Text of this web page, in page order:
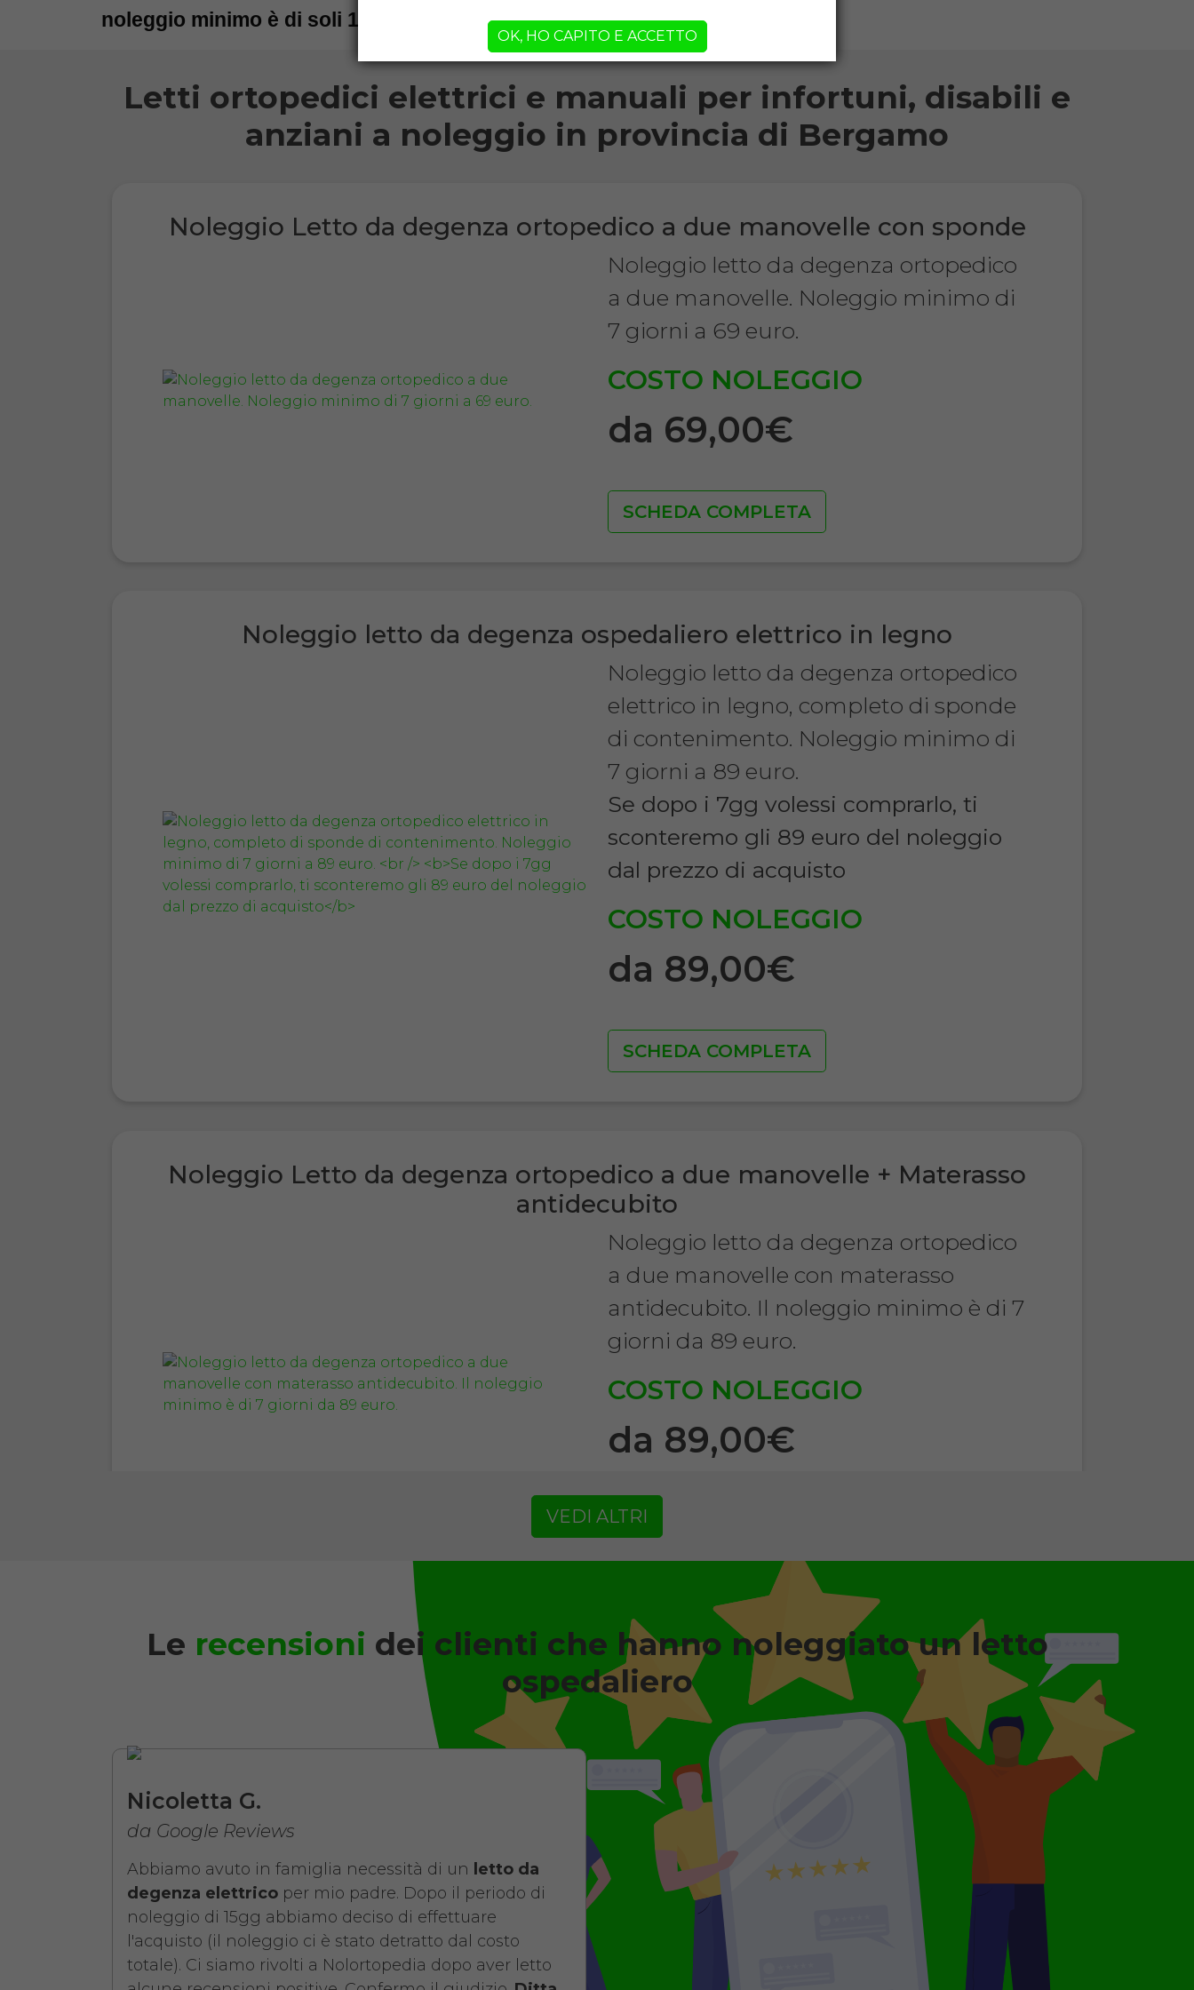
noleggio minimo è di soli 15 giorni!
Letti ortopedici elettrici e manuali per infortuni, disabili e
anziani a noleggio in provincia di Bergamo
Noleggio Letto da degenza ortopedico a due manovelle con sponde
Noleggio letto da degenza ortopedico
a due manovelle. Noleggio minimo di
7 giorni a 69 euro.
COSTO NOLEGGIO
da 69,00€
SCHEDA COMPLETA
Noleggio letto da degenza ospedaliero elettrico in legno
Noleggio letto da degenza ortopedico
elettrico in legno, completo di sponde
di contenimento. Noleggio minimo di
7 giorni a 89 euro.
Se dopo i 7gg volessi comprarlo, ti
sconteremo gli 89 euro del noleggio
dal prezzo di acquisto
COSTO NOLEGGIO
da 89,00€
SCHEDA COMPLETA
Noleggio Letto da degenza ortopedico a due manovelle + Materasso
antidecubito
Noleggio letto da degenza ortopedico
a due manovelle con materasso
antidecubito. Il noleggio minimo è di 7
giorni da 89 euro.
COSTO NOLEGGIO
da 89,00€
SCHEDA COMPLETA
Noleggio Letto da degenza ortopedico elettrico in legno + Materasso
Antidecubito
Noleggio letto da degenza ortopedico
elettrico in legno, completo di sponde
di contenimento con materasso
antidecubito. Noleggio minimo 7
giorni da 109 euro.
COSTO NOLEGGIO
da 109,01€
VEDI ALTRI
Le recensioni dei clienti che hanno noleggiato un letto
ospedaliero
Nicoletta G.
da Google Reviews
Abbiamo avuto in famiglia necessità di un letto da
degenza elettrico per mio padre. Dopo il periodo di
noleggio di 15gg abbiamo deciso di effettuare
l'acquisto (il noleggio ci è stato detratto dal costo
totale). Ci siamo rivolti a Nolortopedia dopo aver letto
OK, HO CAPITO E ACCETTO